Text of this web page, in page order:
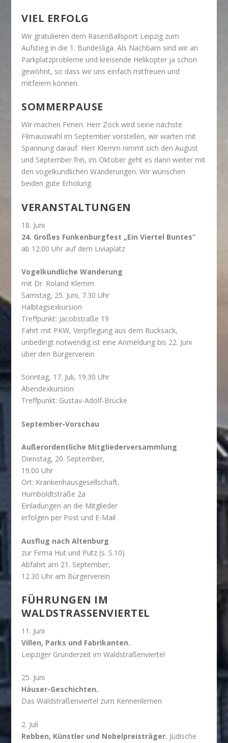
VIEL ERFOLG
Wir gratulieren dem RasenBallsport Leipzig zum
Aufstieg in die 1. Bundesliga. Als Nachbarn sind wir an
Parkplatzprobleme und kreisende Helikopter ja schon
gewöhnt, so dass wir uns einfach mitfreuen und
mitfeiern können.
SOMMERPAUSE
Wir machen Ferien. Herr Zock wird seine nächste
Filmauswahl im September vorstellen, wir warten mit
Spannung darauf. Herr Klemm nimmt sich den August
und September frei, im Oktober geht es dann weiter mit
den vogelkundlichen Wanderungen. Wir wünschen
beiden gute Erholung.
VERANSTALTUNGEN
18. Juni
24. Großes Funkenburgfest „Ein Viertel Buntes“
ab 12.00 Uhr auf dem Liviaplatz
Vogelkundliche Wanderung
mit Dr. Roland Klemm
Samstag, 25. Juni, 7.30 Uhr
Halbtagsexkursion
Treffpunkt: Jacobstraße 19
Fahrt mit PKW, Verpflegung aus dem Rucksack,
unbedingt notwendig ist eine Anmeldung bis 22. Juni
über den Bürgerverein
Sonntag, 17. Juli, 19.30 Uhr
Abendexkursion
Treffpunkt: Gustav-Adolf-Brücke
September-Vorschau
Außerordentliche Mitgliederversammlung
Dienstag, 20. September,
19.00 Uhr
Ort: Krankenhausgesellschaft,
Humboldtstraße 2a
Einladungen an die Mitglieder
erfolgen per Post und E-Mail
Ausflug nach Altenburg
zur Firma Hut und Putz (s. S.10)
Abfahrt am 21. September,
12.30 Uhr am Bürgerverein
FÜHRUNGEN IM
WALDSTRASSENVIERTEL
11. Juni
Villen, Parks und Fabrikanten.
Leipziger Gründerzeit im Waldstraßenviertel
25. Juni
Häuser-Geschichten.
Das Waldstraßenviertel zum Kennenlernen
2. Juli
Rebben, Künstler und Nobelpreisträger. Jüdische